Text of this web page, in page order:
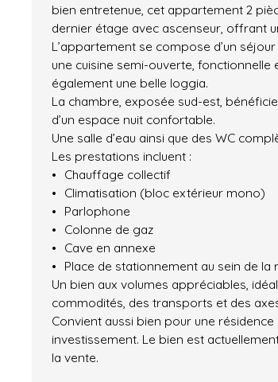
bien entretenue, cet appartement 2
dernier étage avec ascenseur, offrant
L’appartement se compose d’un
une cuisine semi-ouverte,
également une belle loggia.
La chambre, exposée sud-est,
d’un espace nuit confortable.
Une salle d’eau ainsi que des WC
Les prestations incluent :
Chauffage collectif
Climatisation (bloc extérieur mono)
Parlophone
Colonne de gaz
Cave en annexe
Place de stationnement au sein de la
Un bien aux volumes appréciables,
commodités, des transports et des
Convient aussi bien pour une
investissement. Le bien est
la vente.